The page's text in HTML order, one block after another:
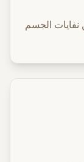
الجسم